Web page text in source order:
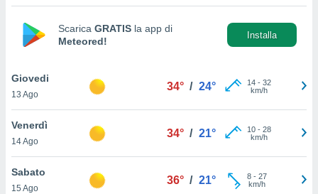
la
nella
cookie
il tuo
in
Scarica GRATIS la app di
Meteored!
Installa
Giovedi
13 Ago
34° / 24° 14- 32
km/h
Venerdì
14 Ago
34° / 21° 10- 28
km/h
Sabato
15 Ago
36° / 21° 8- 27
km/h